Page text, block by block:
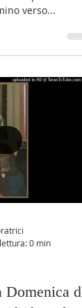
Luca In quel
verso...